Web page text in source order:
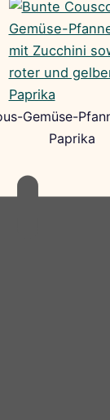
Gemüse-
Paprika